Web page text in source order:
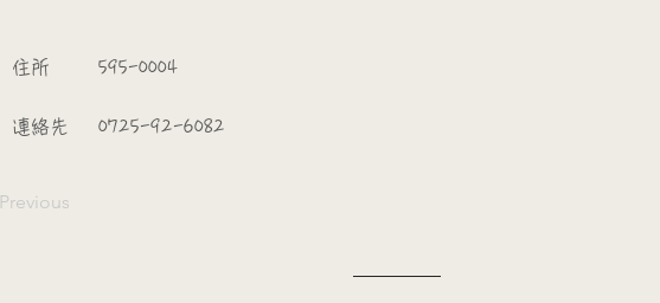
​​住所 595-0004
​連絡先 0725-92-6082
Previous